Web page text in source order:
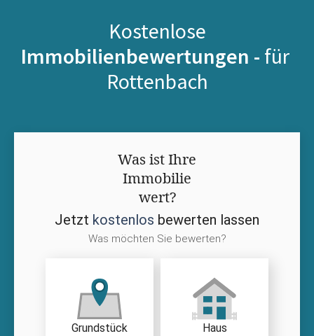
Kostenlose
Immobilienbewertungen - für
Rottenbach
Was ist Ihre
Immobilie
wert?
Jetzt kostenlos bewerten lassen
Was möchten Sie bewerten?
Grundstück Haus